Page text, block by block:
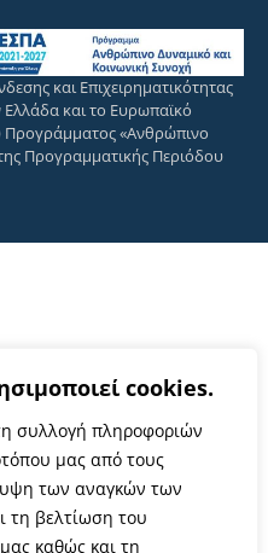
cookies.
συλλογή πληροφοριών
μας από τους
των αναγκών των
τη βελτίωση του
καθώς και τη
και Επιχειρηματικότητας
και το Ευρωπαϊκό
Προγράμματος «Ανθρώπινο
Προγραμματικής Περιόδου